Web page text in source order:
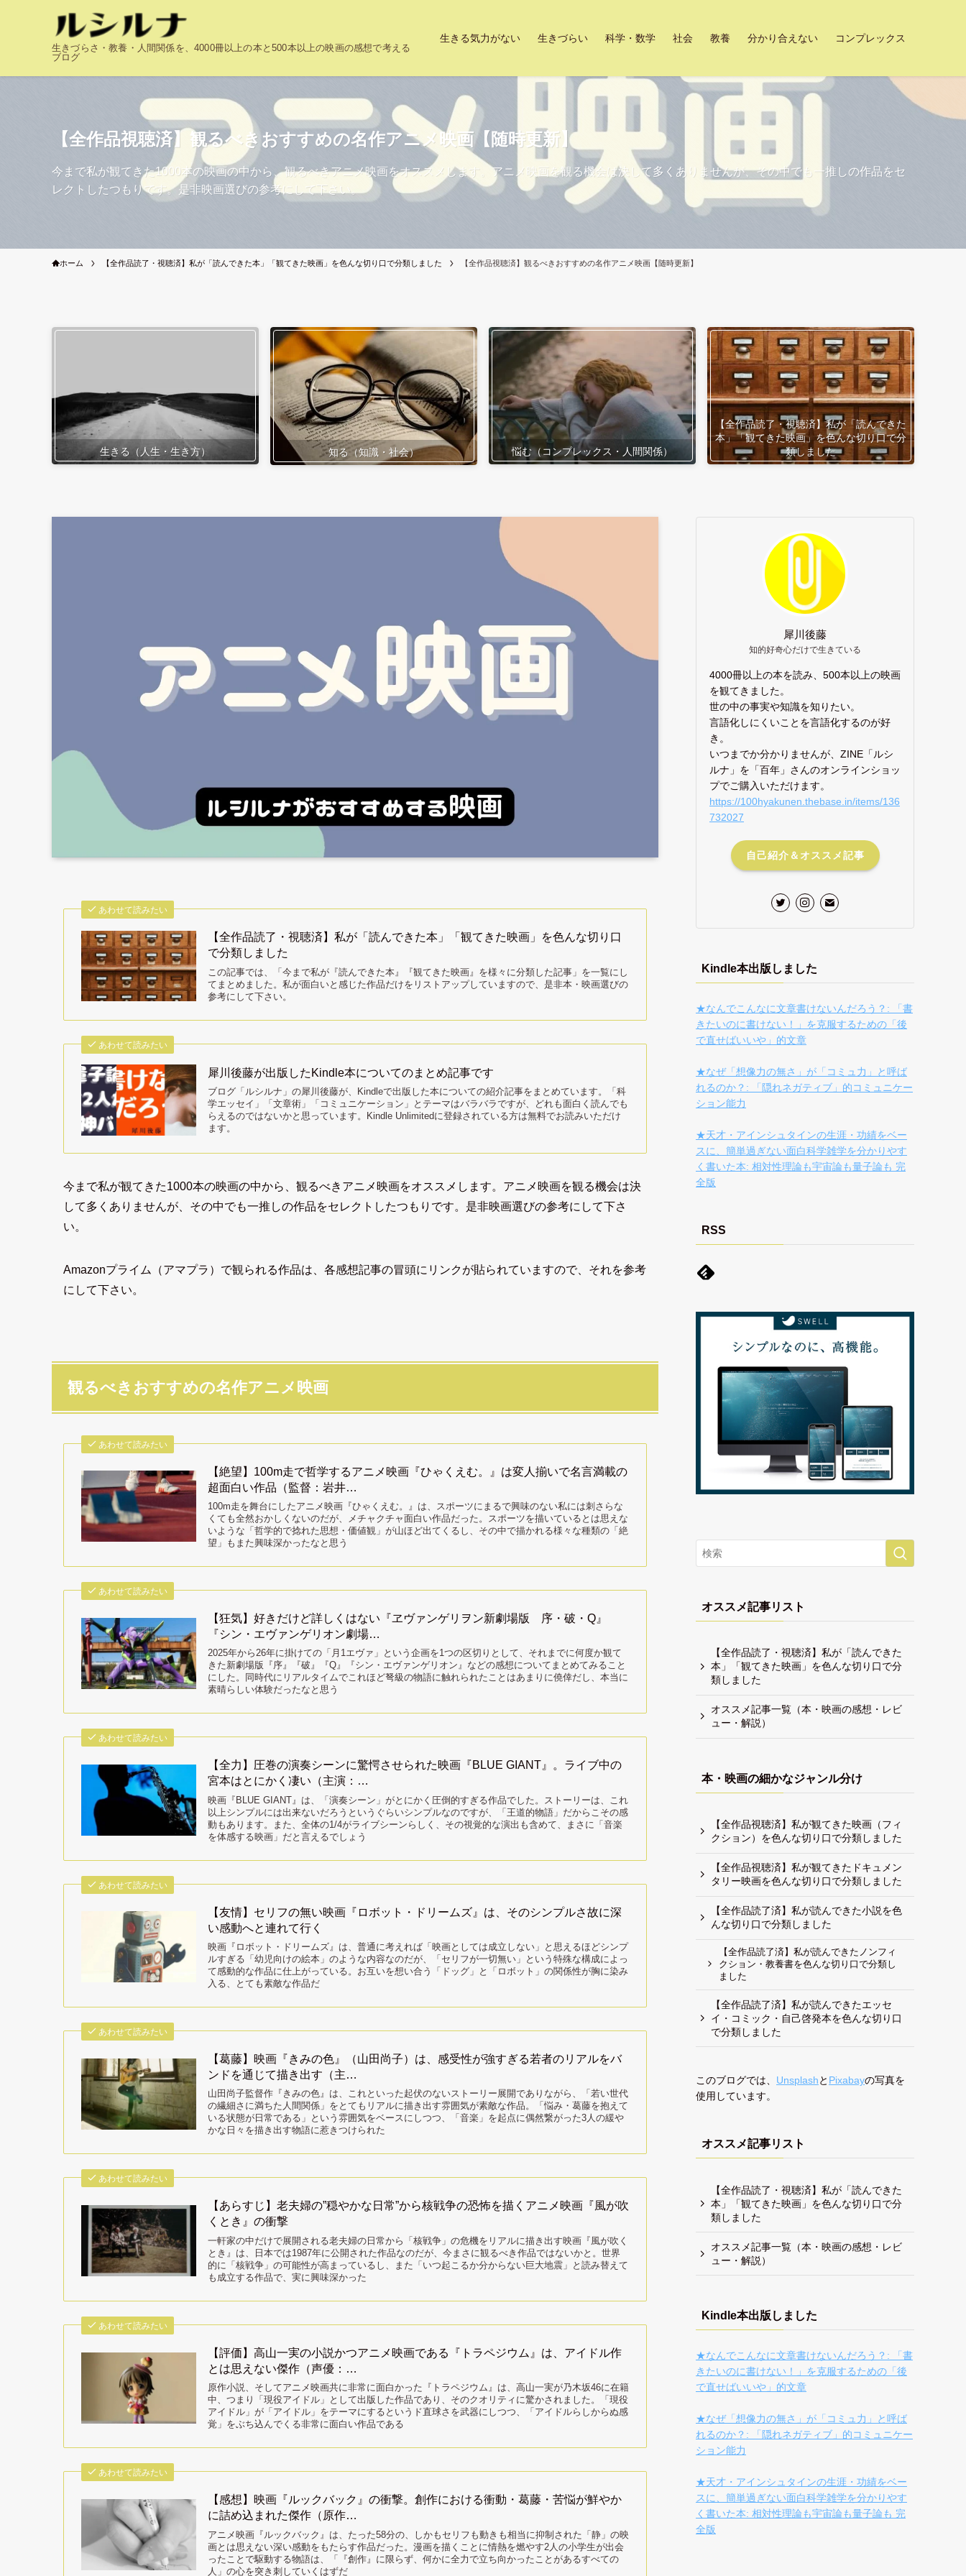
生きづらさ・教養・人間関係を、4000冊以上の本と500本以上の映画の感想で考える
ブログ
生きる気力がない 生きづらい 科学・数学 社会 教養 分かり合えない コンプレックス
【全作品視聴済】観るべきおすすめの名作アニメ映画【随時更新】
今まで私が観てきた1000本の映画の中から、観るべきアニメ映画をオススメします。アニメ映画を観る機会は決して多くありませんが、その中でも一推しの作品をセ
レクトしたつもりです。是非映画選びの参考にして下さい。
ホーム 【全作品読了・視聴済】私が「読んできた本」「観てきた映画」を色んな切り口で分類しました 【全作品視聴済】観るべきおすすめの名作アニメ映画【随時更新】
生きる（人生・生き方） 知る（知識・社会） 悩む（コンプレックス・人間関係）
【全作品読了・視聴済】私が「読んできた
本」「観てきた映画」を色んな切り口で分
類しました
あわせて読みたい
【全作品読了・視聴済】私が「読んできた本」「観てきた映画」を色んな切り口
で分類しました
この記事では、「今まで私が『読んできた本』『観てきた映画』を様々に分類した記事」を一覧にし
てまとめました。私が面白いと感じた作品だけをリストアップしていますので、是非本・映画選びの
参考にして下さい。
あわせて読みたい
犀川後藤が出版したKindle本についてのまとめ記事です
ブログ「ルシルナ」の犀川後藤が、Kindleで出版した本についての紹介記事をまとめています。「科
学エッセイ」「文章術」「コミュニケーション」とテーマはバラバラですが、どれも面白く読んでも
らえるのではないかと思っています。Kindle Unlimitedに登録されている方は無料でお読みいただけ
ます。
今まで私が観てきた1000本の映画の中から、観るべきアニメ映画をオススメします。アニメ映画を観る機会は決
して多くありませんが、その中でも一推しの作品をセレクトしたつもりです。是非映画選びの参考にして下さ
い。
Amazonプライム（アマプラ）で観られる作品は、各感想記事の冒頭にリンクが貼られていますので、それを参考
にして下さい。
観るべきおすすめの名作アニメ映画
あわせて読みたい
【絶望】100m走で哲学するアニメ映画『ひゃくえむ。』は変人揃いで名言満載の
超面白い作品（監督：岩井…
100m走を舞台にしたアニメ映画『ひゃくえむ。』は、スポーツにまるで興味のない私には刺さらな
くても全然おかしくないのだが、メチャクチャ面白い作品だった。スポーツを描いているとは思えな
いような「哲学的で捻れた思想・価値観」が山ほど出てくるし、その中で描かれる様々な種類の「絶
望」もまた興味深かったなと思う
あわせて読みたい
【狂気】好きだけど詳しくはない『ヱヴァンゲリヲン新劇場版 序・破・Q』
『シン・エヴァンゲリオン劇場…
2025年から26年に掛けての「月1エヴァ」という企画を1つの区切りとして、それまでに何度か観て
きた新劇場版『序』『破』『Q』『シン・エヴァンゲリオン』などの感想についてまとめてみること
にした。同時代にリアルタイムでこれほど弩級の物語に触れられたことはあまりに僥倖だし、本当に
素晴らしい体験だったなと思う
あわせて読みたい
【全力】圧巻の演奏シーンに驚愕させられた映画『BLUE GIANT』。ライブ中の
宮本はとにかく凄い（主演：…
映画『BLUE GIANT』は、「演奏シーン」がとにかく圧倒的すぎる作品でした。ストーリーは、これ
以上シンプルには出来ないだろうというぐらいシンプルなのですが、「王道的物語」だからこその感
動もあります。また、全体の1/4がライブシーンらしく、その視覚的な演出も含めて、まさに「音楽
を体感する映画」だと言えるでしょう
あわせて読みたい
【友情】セリフの無い映画『ロボット・ドリームズ』は、そのシンプルさ故に深
い感動へと連れて行く
映画『ロボット・ドリームズ』は、普通に考えれば「映画としては成立しない」と思えるほどシンプ
ルすぎる「幼児向けの絵本」のような内容なのだが、「セリフが一切無い」という特殊な構成によっ
て感動的な作品に仕上がっている。お互いを想い合う「ドッグ」と「ロボット」の関係性が胸に染み
入る、とても素敵な作品だ
あわせて読みたい
【葛藤】映画『きみの色』（山田尚子）は、感受性が強すぎる若者のリアルをバ
ンドを通じて描き出す（主…
山田尚子監督作『きみの色』は、これといった起伏のないストーリー展開でありながら、「若い世代
の繊細さに満ちた人間関係」をとてもリアルに描き出す雰囲気が素敵な作品。「悩み・葛藤を抱えて
いる状態が日常である」という雰囲気をベースにしつつ、「音楽」を起点に偶然繋がった3人の緩や
かな日々を描き出す物語に惹きつけられた
あわせて読みたい
【あらすじ】老夫婦の”穏やかな日常”から核戦争の恐怖を描くアニメ映画『風が吹
くとき』の衝撃
一軒家の中だけで展開される老夫婦の日常から「核戦争」の危機をリアルに描き出す映画『風が吹く
とき』は、日本では1987年に公開された作品なのだが、今まさに観るべき作品ではないかと。世界
的に「核戦争」の可能性が高まっているし、また「いつ起こるか分からない巨大地震」と読み替えて
も成立する作品で、実に興味深かった
あわせて読みたい
【評価】高山一実の小説かつアニメ映画である『トラペジウム』は、アイドル作
とは思えない傑作（声優：…
原作小説、そしてアニメ映画共に非常に面白かった『トラペジウム』は、高山一実が乃木坂46に在籍
中、つまり「現役アイドル」として出版した作品であり、そのクオリティに驚かされました。「現役
アイドル」が「アイドル」をテーマにするというド直球さを武器にしつつ、「アイドルらしからぬ感
覚」をぶち込んでくる非常に面白い作品である
あわせて読みたい
【感想】映画『ルックバック』の衝撃。創作における衝動・葛藤・苦悩が鮮やか
に詰め込まれた傑作（原作…
アニメ映画『ルックバック』は、たった58分の、しかもセリフも動きも相当に抑制された「静」の映
画とは思えない深い感動をもたらす作品だった。漫画を描くことに情熱を燃やす2人の小学生が出会
ったことで駆動する物語は、「『創作』に限らず、何かに全力で立ち向かったことがあるすべての
人」の心を突き刺していくはずだ
犀川後藤
知的好奇心だけで生きている
4000冊以上の本を読み、500本以上の映画
を観てきました。
世の中の事実や知識を知りたい。
言語化しにくいことを言語化するのが好
き。
いつまでか分かりませんが、ZINE「ルシ
ルナ」を「百年」さんのオンラインショッ
プでご購入いただけます。
https://100hyakunen.thebase.in/items/136
732027
自己紹介＆オススメ記事
Kindle本出版しました
★なんでこんなに文章書けないんだろう？: 「書
きたいのに書けない！」を克服するための「後
で直せばいいや」的文章
★なぜ「想像力の無さ」が「コミュ力」と呼ば
れるのか？: 「隠れネガティブ」的コミュニケー
ション能力
★天才・アインシュタインの生涯・功績をベー
スに、簡単過ぎない面白科学雑学を分かりやす
く書いた本: 相対性理論も宇宙論も量子論も 完
全版
RSS
オススメ記事リスト
【全作品読了・視聴済】私が「読んできた
本」「観てきた映画」を色んな切り口で分
類しました
オススメ記事一覧（本・映画の感想・レビ
ュー・解説）
本・映画の細かなジャンル分け
【全作品視聴済】私が観てきた映画（フィ
クション）を色んな切り口で分類しました
【全作品視聴済】私が観てきたドキュメン
タリー映画を色んな切り口で分類しました
【全作品読了済】私が読んできた小説を色
んな切り口で分類しました
【全作品読了済】私が読んできたノンフィ
クション・教養書を色んな切り口で分類し
ました
【全作品読了済】私が読んできたエッセ
イ・コミック・自己啓発本を色んな切り口
で分類しました
このブログでは、 Unsplashと Pixabayの写真を
使用しています。
オススメ記事リスト
【全作品読了・視聴済】私が「読んできた
本」「観てきた映画」を色んな切り口で分
類しました
オススメ記事一覧（本・映画の感想・レビ
ュー・解説）
Kindle本出版しました
★なんでこんなに文章書けないんだろう？: 「書
きたいのに書けない！」を克服するための「後
で直せばいいや」的文章
★なぜ「想像力の無さ」が「コミュ力」と呼ば
れるのか？: 「隠れネガティブ」的コミュニケー
ション能力
★天才・アインシュタインの生涯・功績をベー
スに、簡単過ぎない面白科学雑学を分かりやす
く書いた本: 相対性理論も宇宙論も量子論も 完
全版